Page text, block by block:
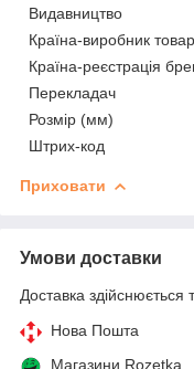
Видавництво
Країна-виробник
Країна-реєстрація
Перекладач
Розмір (мм)
Штрих-код
Приховати
Умови доставки
Доставка здійснюється
Нова Пошта
Магазини Rozetka